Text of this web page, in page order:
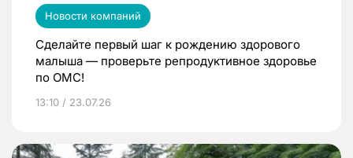
Новости компаний
Сделайте первый шаг к рождению здорового
малыша — проверьте репродуктивное здоровье
по ОМС!
13:10 / 23.07.26